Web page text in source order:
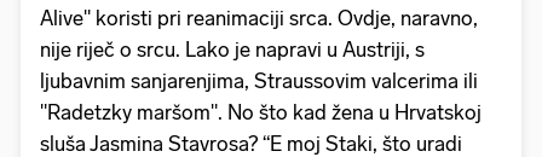
Alive" koristi pri reanimaciji srca. Ovdje, naravno,
nije riječ o srcu. Lako je napravi u Austriji, s
ljubavnim sanjarenjima, Straussovim valcerima ili
"Radetzky maršom". No što kad žena u Hrvatskoj
sluša Jasmina Stavrosa? “E moj Staki, što uradi